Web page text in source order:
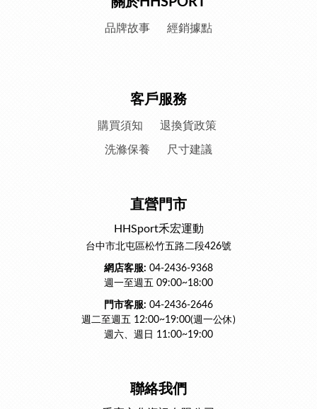
品牌故事 經銷據點
客戶服務
購買須知 退換貨政策
洗滌保養 尺寸建議
直營門市
HHSport禾宏運動
台中市北屯區松竹五路二段426號
網店客服: 04-2436-9368
週一至週五 09:00~18:00
門市客服: 04-2436-2646
週二至週五 12:00~19:00(週一公休)
週六、週日 11:00~19:00
聯絡我們